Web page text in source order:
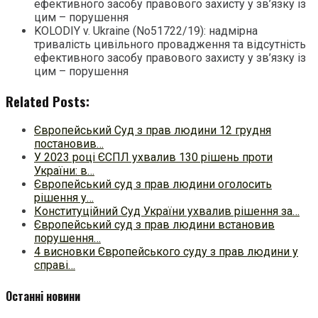
ефективного засобу правового захисту у зв’язку із
цим – порушення
KOLODIY v. Ukraine (No51722/19): надмірна
тривалість цивільного провадження та відсутність
ефективного засобу правового захисту у зв’язку із
цим – порушення
Related Posts:
Європейський Суд з прав людини 12 грудня
постановив…
У 2023 році ЄСПЛ ухвалив 130 рішень проти
України: в…
Європейський суд з прав людини оголосить
рішення у…
Конституційний Суд України ухвалив рішення за…
Європейський суд з прав людини встановив
порушення…
4 висновки Європейського суду з прав людини у
справі…
Останні новини